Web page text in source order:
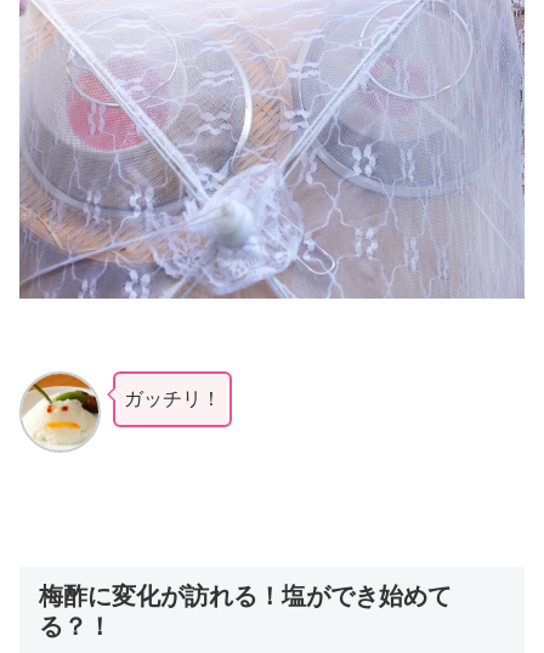
ガッチリ！
梅酢に変化が訪れる！塩ができ始めて
る？！